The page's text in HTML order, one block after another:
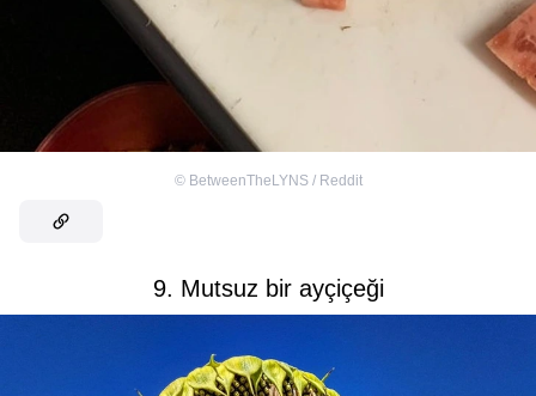
© BetweenTheLYNS / Reddit
9. Mutsuz bir ayçiçeği